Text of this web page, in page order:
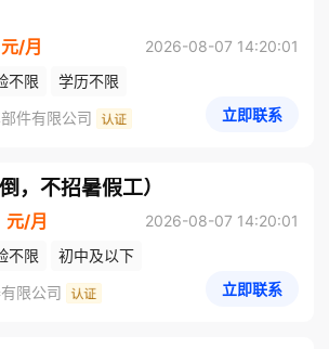
元/月
2026-08-07 14:20:01
不限
学历不限
件有限公司
立即联系
，不招暑假工）
元/月
2026-08-07 14:20:01
不限
初中及以下
限公司
立即联系